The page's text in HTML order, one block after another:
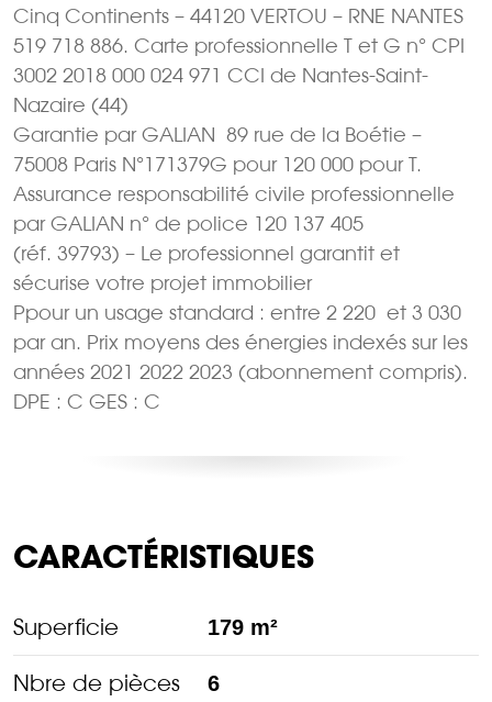
Cinq Continents – 44120 VERTOU – RNE NANTES
519 718 886. Carte professionnelle T et G n° CPI
3002 2018 000 024 971 CCI de Nantes-Saint-
Nazaire (44)
Garantie par GALIAN  89 rue de la Boétie –
75008 Paris N°171379G pour 120 000 pour T.
Assurance responsabilité civile professionnelle
par GALIAN n° de police 120 137 405
(réf. 39793) – Le professionnel garantit et
sécurise votre projet immobilier
Ppour un usage standard : entre 2 220  et 3 030 
par an. Prix moyens des énergies indexés sur les
années 2021 2022 2023 (abonnement compris).
DPE : C GES : C
CARACTÉRISTIQUES
Superficie 179 m²
Nbre de pièces 6